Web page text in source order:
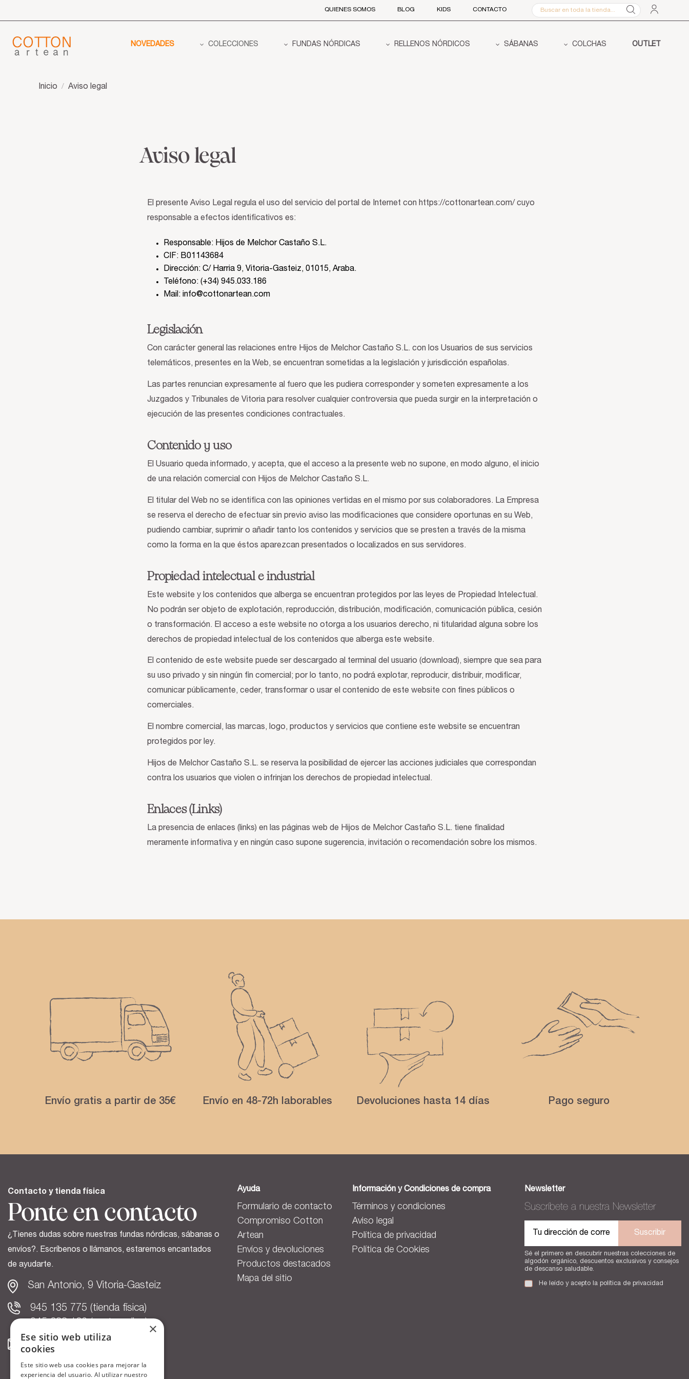
QUIENES SOMOS BLOG KIDS CONTACTO
NOVEDADES COLECCIONES FUNDAS NÓRDICAS RELLENOS NÓRDICOS SÁBANAS COLCHAS OUTLET
Inicio Aviso legal
Aviso legal
El presente Aviso Legal regula el uso del servicio del portal de Internet con https://cottonartean.com/ cuyo
responsable a efectos identificativos es:
Responsable: Hijos de Melchor Castaño S.L.
CIF: B01143684
Dirección: C/ Harria 9, Vitoria-Gasteiz, 01015, Araba.
Teléfono: (+34) 945.033.186
Mail: info@cottonartean.com
Legislación
Con carácter general las relaciones entre Hijos de Melchor Castaño S.L. con los Usuarios de sus servicios
telemáticos, presentes en la Web, se encuentran sometidas a la legislación y jurisdicción españolas.
Las partes renuncian expresamente al fuero que les pudiera corresponder y someten expresamente a los
Juzgados y Tribunales de Vitoria para resolver cualquier controversia que pueda surgir en la interpretación o
ejecución de las presentes condiciones contractuales.
Contenido y uso
El Usuario queda informado, y acepta, que el acceso a la presente web no supone, en modo alguno, el inicio
de una relación comercial con Hijos de Melchor Castaño S.L.
El titular del Web no se identifica con las opiniones vertidas en el mismo por sus colaboradores. La Empresa
se reserva el derecho de efectuar sin previo aviso las modificaciones que considere oportunas en su Web,
pudiendo cambiar, suprimir o añadir tanto los contenidos y servicios que se presten a través de la misma
como la forma en la que éstos aparezcan presentados o localizados en sus servidores.
Propiedad intelectual e industrial
Este website y los contenidos que alberga se encuentran protegidos por las leyes de Propiedad Intelectual.
No podrán ser objeto de explotación, reproducción, distribución, modificación, comunicación pública, cesión
o transformación. El acceso a este website no otorga a los usuarios derecho, ni titularidad alguna sobre los
derechos de propiedad intelectual de los contenidos que alberga este website.
El contenido de este website puede ser descargado al terminal del usuario (download), siempre que sea para
su uso privado y sin ningún fin comercial; por lo tanto, no podrá explotar, reproducir, distribuir, modificar,
comunicar públicamente, ceder, transformar o usar el contenido de este website con fines públicos o
comerciales.
El nombre comercial, las marcas, logo, productos y servicios que contiene este website se encuentran
protegidos por ley.
Hijos de Melchor Castaño S.L. se reserva la posibilidad de ejercer las acciones judiciales que correspondan
contra los usuarios que violen o infrinjan los derechos de propiedad intelectual.
Enlaces (Links)
La presencia de enlaces (links) en las páginas web de Hijos de Melchor Castaño S.L. tiene finalidad
meramente informativa y en ningún caso supone sugerencia, invitación o recomendación sobre los mismos.
Envío gratis a partir de 35€ Envío en 48-72h laborables Devoluciones hasta 14 días Pago seguro
Contacto y tienda física
Ponte en contacto
¿Tienes dudas sobre nuestras fundas nórdicas, sábanas o
envíos?. Escríbenos o llámanos, estaremos encantados
de ayudarte.
San Antonio, 9 Vitoria-Gasteiz
945 135 775 (tienda física)
info@cottonartean.com
Ayuda
Formulario de contacto
Compromiso Cotton
Artean
Envíos y devoluciones
Productos destacados
Mapa del sitio
Información y Condiciones de compra
Términos y condiciones
Aviso legal
Política de privacidad
Política de Cookies
Newsletter
Suscríbete a nuestra Newsletter
Suscribir
Sé el primero en descubrir nuestras colecciones de
algodón orgánico, descuentos exclusivos y consejos
de descanso saludable.
He leído y acepto la política de privacidad
×
Ese sitio web utiliza
cookies
Este sitio web usa cookies para mejorar la
experiencia del usuario. Al utilizar nuestro